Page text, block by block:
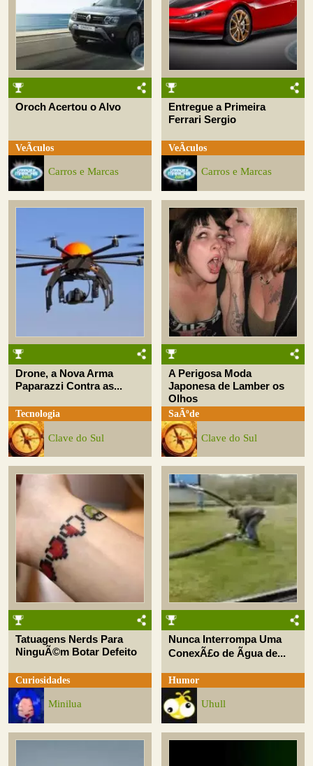
Oroch Acertou o Alvo
VeÃ­culos
Carros e Marcas
Entregue a Primeira
Ferrari Sergio
VeÃ­culos
Carros e Marcas
Drone, a Nova Arma
Paparazzi Contra as...
Tecnologia
Clave do Sul
A Perigosa Moda
Japonesa de Lamber os
Olhos
SaÃºde
Clave do Sul
Tatuagens Nerds Para
NinguÃ©m Botar Defeito
Curiosidades
Minilua
Nunca Interrompa Uma
ConexÃ£o de Ãgua de...
Humor
Uhull